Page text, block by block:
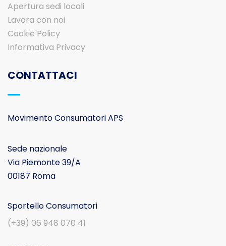
Apertura sedi locali
Lavora con noi
Cookie Policy
Informativa Privacy
CONTATTACI
Movimento Consumatori APS
Sede nazionale
Via Piemonte 39/A
00187 Roma
Sportello Consumatori
(+39) 06 948 070 41